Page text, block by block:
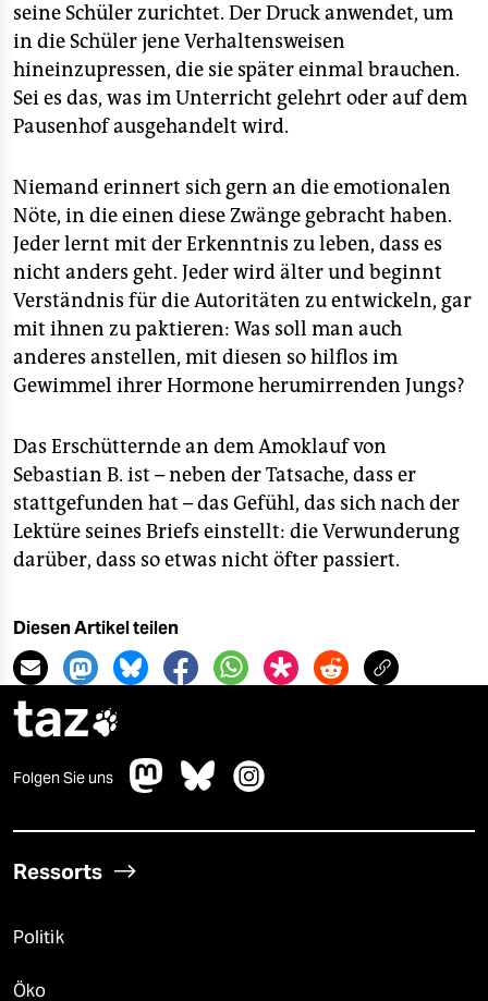
seine Schüler zurichtet. Der Druck anwendet, um
in die Schüler jene Verhaltensweisen
hineinzupressen, die sie später einmal brauchen.
Sei es das, was im Unterricht gelehrt oder auf dem
Pausenhof ausgehandelt wird.
Niemand erinnert sich gern an die emotionalen
Nöte, in die einen diese Zwänge gebracht haben.
Jeder lernt mit der Erkenntnis zu leben, dass es
nicht anders geht. Jeder wird älter und beginnt
Verständnis für die Autoritäten zu entwickeln, gar
mit ihnen zu paktieren: Was soll man auch
anderes anstellen, mit diesen so hilflos im
Gewimmel ihrer Hormone herumirrenden Jungs?
Das Erschütternde an dem Amoklauf von
Sebastian B. ist – neben der Tatsache, dass er
stattgefunden hat – das Gefühl, das sich nach der
Lektüre seines Briefs einstellt: die Verwunderung
darüber, dass so etwas nicht öfter passiert.
Diesen Artikel teilen
taz
Folgen Sie uns
Ressorts
Politik
Öko